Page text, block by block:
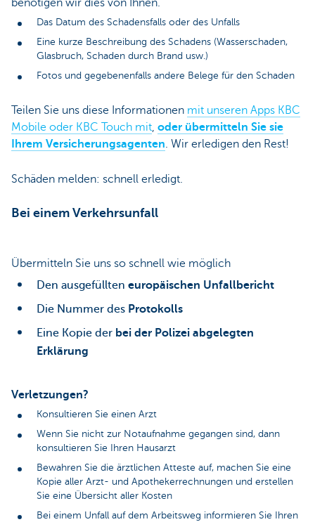
benötigen wir dies von Ihnen.
Das Datum des Schadensfalls oder des Unfalls
Eine kurze Beschreibung des Schadens (Wasserschaden,
Glasbruch, Schaden durch Brand usw.)
Fotos und gegebenenfalls andere Belege für den Schaden
Teilen Sie uns diese Informationen mit unseren Apps KBC
Mobile oder KBC Touch mit oder übermitteln Sie sie
Ihrem Versicherungsagenten . Wir erledigen den Rest!
Schäden melden: schnell erledigt.
Bei einem Verkehrsunfall
Übermitteln Sie uns so schnell wie möglich
Den ausgefüllten europäischen Unfallbericht
Die Nummer des Protokolls
Eine Kopie der bei der Polizei abgelegten
Erklärung
Verletzungen?
Konsultieren Sie einen Arzt
Wenn Sie nicht zur Notaufnahme gegangen sind, dann
konsultieren Sie Ihren Hausarzt
Bewahren Sie die ärztlichen Atteste auf, machen Sie eine
Kopie aller Arzt- und Apothekerrechnungen und erstellen
Sie eine Übersicht aller Kosten
Bei einem Unfall auf dem Arbeitsweg informieren Sie Ihren